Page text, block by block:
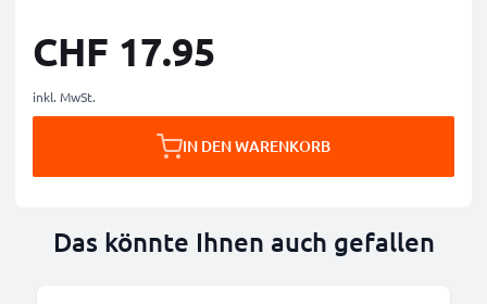
CHF 17.95
inkl. MwSt.
IN DEN WARENKORB
Das könnte Ihnen auch gefallen